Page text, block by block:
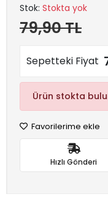
Stok: Stokta yok
79,90 TL
Sepetteki Fiyat
Ürün stokta
Favorilerime ekle
Hızlı Gönderi